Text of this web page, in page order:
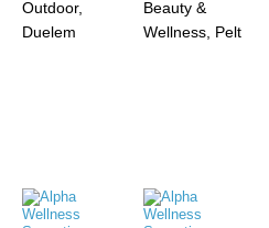
Outdoor,
Duelem
Beauty &
Wellness, Pelt